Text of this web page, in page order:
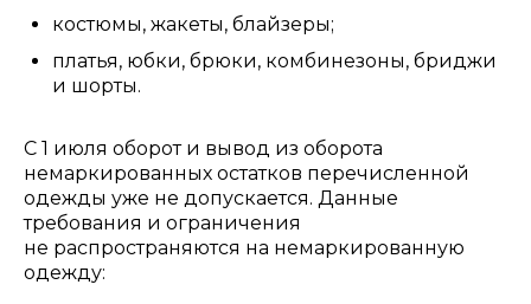
костюмы, жакеты, блайзеры;
платья, юбки, брюки, комбинезоны, бриджи
и шорты.
С 1 июля оборот и вывод из оборота
немаркированных остатков перечисленной
одежды уже не допускается. Данные
требования и ограничения
не распространяются на немаркированную
одежду: